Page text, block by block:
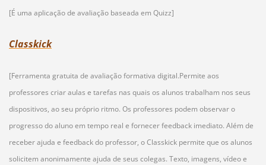
[É uma aplicação de avaliação baseada em Quizz]
Classkick
[Ferramenta gratuita de avaliação formativa digital.Permite aos
professores criar aulas e tarefas nas quais os alunos trabalham nos seus
dispositivos, ao seu próprio ritmo. Os professores podem observar o
progresso do aluno em tempo real e fornecer feedback imediato. Além de
receber ajuda e feedback do professor, o Classkick permite que os alunos
solicitem anonimamente ajuda de seus colegas. Texto, imagens, vídeo e